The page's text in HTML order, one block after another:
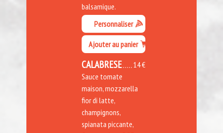
balsamique.
Personnaliser
Ajouter au panier
14 €
CALABRESE
Sauce tomate
maison, mozzarella
fior di latte,
champignons,
spianata piccante,